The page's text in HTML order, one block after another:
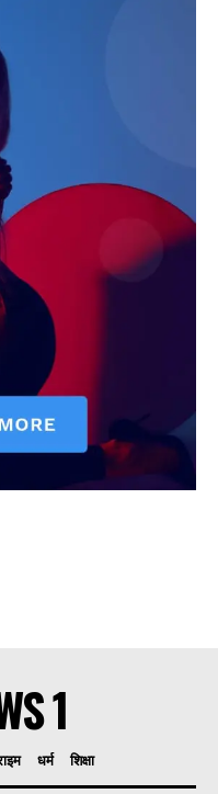
1
धर्म शिक्षा